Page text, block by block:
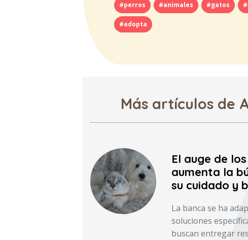
#perros #animales #gatos
#adopta
Más artículos de
El auge de
aumenta la
su cuidado y
La banca se ha
soluciones
buscan entregar